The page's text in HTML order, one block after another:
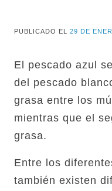
PUBLICADO EL 29 DE
El pescado azul
del pescado
grasa entre los
mientras que el
grasa.
Entre los
también existen